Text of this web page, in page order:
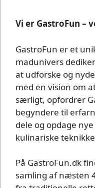
Vi er GastroFun –
GastroFun er et
madunivers
at udforske og
med en vision om
særligt, opfordrer
begyndere til
dele og opdage
kulinariske
På GastroFun.dk
samling af næsten